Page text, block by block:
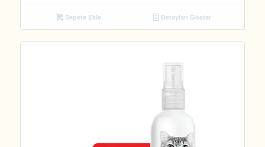
Sepete Ekle Detayları Göster